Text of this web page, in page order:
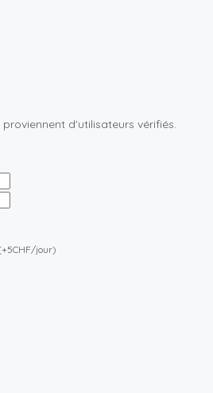
d'utilisateurs vérifiés.
jour)